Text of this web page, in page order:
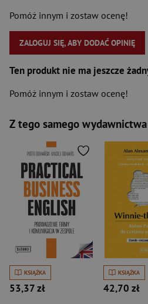
Pomóż innym i zostaw ocenę!
ZALOGUJ SIĘ, ABY DODAĆ OPINIĘ
Ten produkt nie ma jeszcze
Pomóż innym i zostaw ocenę!
Z tego samego wydawnictwa
KSIĄŻKA
53,37 zł
KSIĄŻKA
42,70 zł